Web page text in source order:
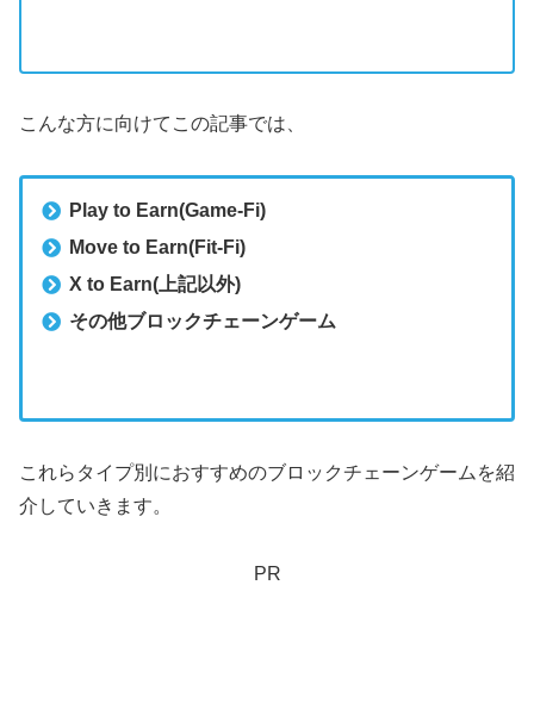
こんな方に向けてこの記事では、
Play to Earn(Game-Fi)
Move to Earn(Fit-Fi)
X to Earn(上記以外)
その他ブロックチェーンゲーム
これらタイプ別におすすめのブロックチェーンゲームを紹
介していきます。
PR